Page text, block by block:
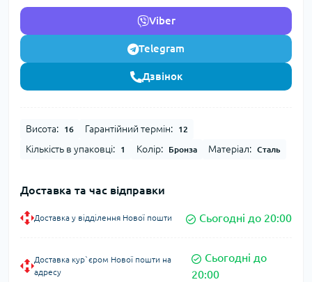
Viber
Telegram
Дзвінок
Висота: 16 Гарантійний термін: 12
Кількість в упаковці: 1 Колір: Бронза Матеріал: Сталь
Доставка та час відправки
Доставка у відділення Нової пошти Сьогодні до 20:00
Доставка кур`єром Нової пошти на
адресу
Сьогодні до
20:00